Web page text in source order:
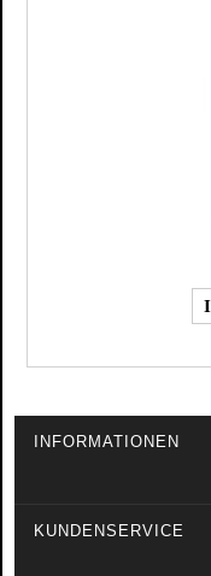
INFORMATIONEN
KUNDENSERVICE